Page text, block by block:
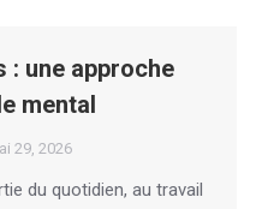
: une approche
mental
29, 2026
du quotidien, au travail